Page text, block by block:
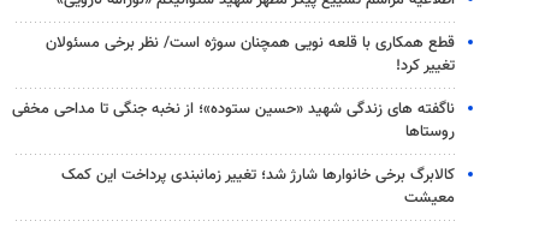
قطع همکاری با قلعه نویی همچنان سوژه است/ نظر برخی مسئولان
تغییر کرد!
ناگفته های زندگی شهید «حسین ستوده»؛ از نخبه جنگی تا مداحی مخفی
روستاها
کالابرگ برخی خانوارها شارژ شد؛ تغییر زمانبندی پرداخت این کمک
معیشت